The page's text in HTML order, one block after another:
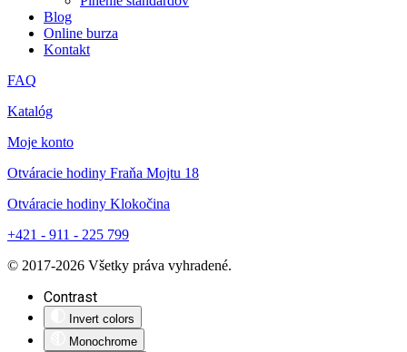
Blog
Online burza
Kontakt
FAQ
Katalóg
Moje konto
Otváracie hodiny Fraňa Mojtu 18
Otváracie hodiny Klokočina
+421 - 911 - 225 799
© 2017-2026 Všetky práva vyhradené.
Contrast
Invert colors
Monochrome